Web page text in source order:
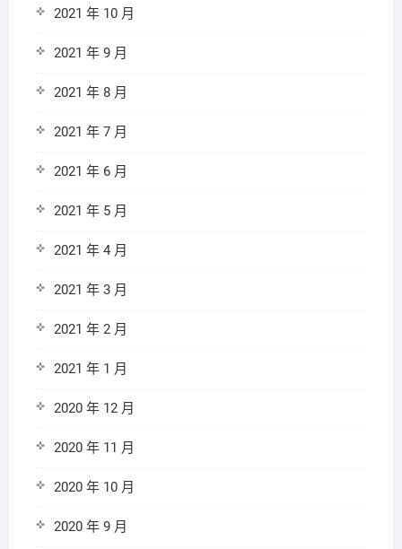
2021 年 10 月
2021 年 9 月
2021 年 8 月
2021 年 7 月
2021 年 6 月
2021 年 5 月
2021 年 4 月
2021 年 3 月
2021 年 2 月
2021 年 1 月
2020 年 12 月
2020 年 11 月
2020 年 10 月
2020 年 9 月